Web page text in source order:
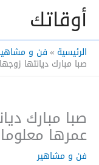
تخطي
المحتوىأوقاتك
الرئيسية فن و
صبا مبارك ديانتها
صبا مبارك
عمرها
فن و مشاهير